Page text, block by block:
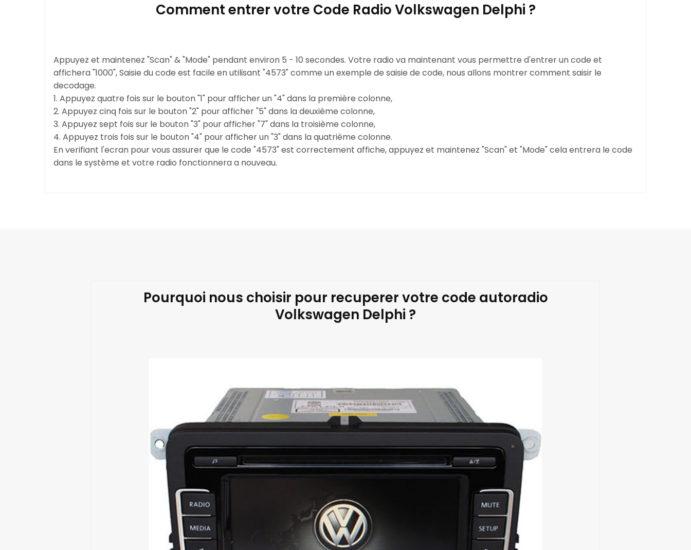
Comment entrer votre Code Radio Volkswagen Delphi ?
Appuyez et maintenez "Scan" & "Mode" pendant environ 5 - 10 secondes. Votre radio va maintenant vous permettre d'entrer un code et
affichera "1000", Saisie du code est facile en utilisant "4573" comme un exemple de saisie de code, nous allons montrer comment saisir le
decodage.
1. Appuyez quatre fois sur le bouton "1" pour afficher un "4" dans la première colonne,
2. Appuyez cinq fois sur le bouton "2" pour afficher "5" dans la deuxième colonne,
3. Appuyez sept fois sur le bouton "3" pour afficher "7" dans la troisième colonne,
4. Appuyez trois fois sur le bouton "4" pour afficher un "3" dans la quatrième colonne.
En verifiant l'ecran pour vous assurer que le code "4573" est correctement affiche, appuyez et maintenez "Scan" et "Mode" cela entrera le code
dans le système et votre radio fonctionnera a nouveau.
Pourquoi nous choisir pour recuperer votre code autoradio
Volkswagen Delphi ?